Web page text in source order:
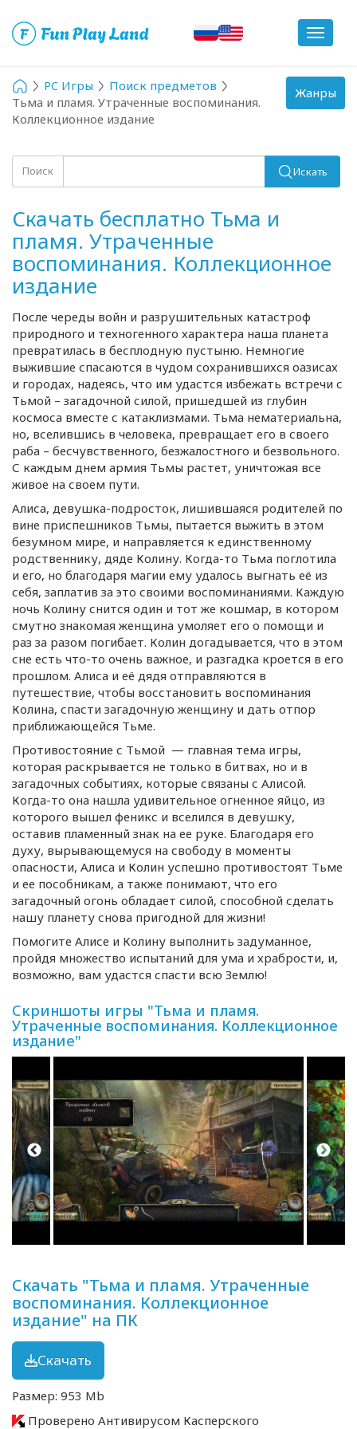
Toggle
PC Игры
Поиск предметов
Тьма и пламя. Утраченные воспоминания.
Коллекционное издание
Поиск Искать
Скачать бесплатно Тьма и
пламя. Утраченные
воспоминания. Коллекционное
издание
После череды войн и разрушительных катастроф
природного и техногенного характера наша планета
превратилась в бесплодную пустыню. Немногие
выжившие спасаются в чудом сохранившихся оазисах
и городах, надеясь, что им удастся избежать встречи с
Тьмой – загадочной силой, пришедшей из глубин
космоса вместе с катаклизмами. Тьма нематериальна,
но, вселившись в человека, превращает его в своего
раба – бесчувственного, безжалостного и безвольного.
С каждым днем армия Тьмы растет, уничтожая все
живое на своем пути.
Алиса, девушка-подросток, лишившаяся родителей по
вине приспешников Тьмы, пытается выжить в этом
безумном мире, и направляется к единственному
родственнику, дяде Колину. Когда-то Тьма поглотила
и его, но благодаря магии ему удалось выгнать её из
себя, заплатив за это своими воспоминаниями. Каждую
ночь Колину снится один и тот же кошмар, в котором
смутно знакомая женщина умоляет его о помощи и
раз за разом погибает. Колин догадывается, что в этом
сне есть что-то очень важное, и разгадка кроется в его
прошлом. Алиса и её дядя отправляются в
путешествие, чтобы восстановить воспоминания
Колина, спасти загадочную женщину и дать отпор
приближающейся Тьме.
Противостояние с Тьмой — главная тема игры,
которая раскрывается не только в битвах, но и в
загадочных событиях, которые связаны с Алисой.
Когда-то она нашла удивительное огненное яйцо, из
которого вышел феникс и вселился в девушку,
оставив пламенный знак на ее руке. Благодаря его
духу, вырывающемуся на свободу в моменты
опасности, Алиса и Колин успешно противостоят Тьме
и ее пособникам, а также понимают, что его
загадочный огонь обладает силой, способной сделать
нашу планету снова пригодной для жизни!
Помогите Алисе и Колину выполнить задуманное,
пройдя множество испытаний для ума и храбрости, и,
возможно, вам удастся спасти всю Землю!
Скриншоты игры "Тьма и пламя.
Утраченные воспоминания. Коллекционное
издание"
Скачать "Тьма и пламя. Утраченные
воспоминания. Коллекционное
издание" на ПК
Скачать
Размер: 953 Mb
Проверено Антивирусом Касперского
Toggle
navigation
Жанры